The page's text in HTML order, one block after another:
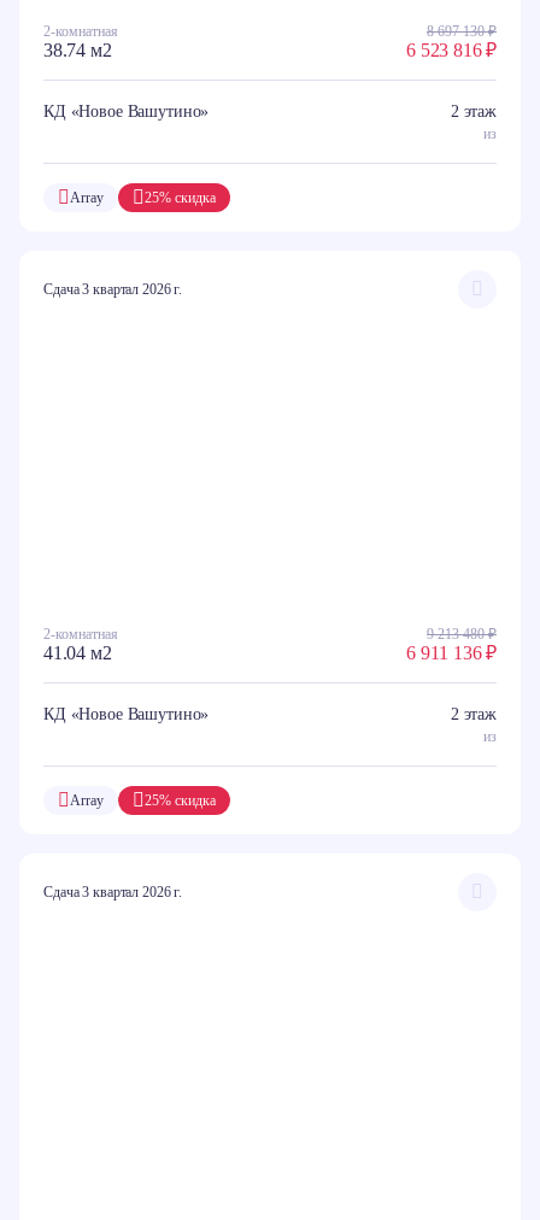
2-комнатная
38.74 м2
8 697 130 ₽
6 523 816 ₽
КД «Новое Вашутино» 2 этаж
из
25% скидка
Array
Сдача 3 квартал 2026 г.
2-комнатная
41.04 м2
9 213 480 ₽
6 911 136 ₽
КД «Новое Вашутино» 2 этаж
из
25% скидка
Array
Сдача 3 квартал 2026 г.